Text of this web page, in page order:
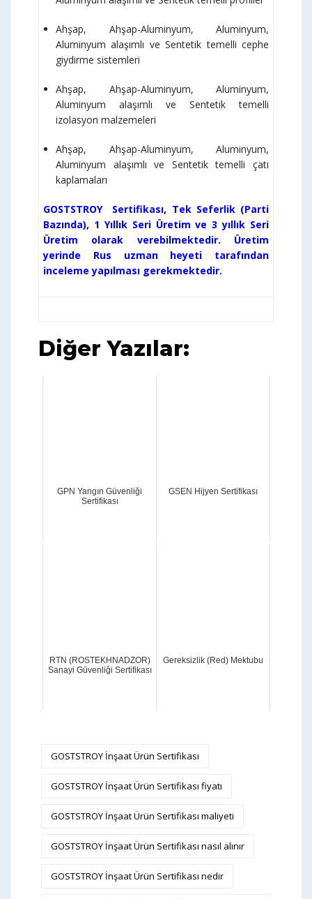
Ahşap, Ahşap-Aluminyum, Aluminyum,
Aluminyum alaşımlı ve Sentetik temelli cephe
giydirme sistemleri
Ahşap, Ahşap-Aluminyum, Aluminyum,
Aluminyum alaşımlı ve Sentetik temelli
izolasyon malzemeleri
Ahşap, Ahşap-Aluminyum, Aluminyum,
Aluminyum alaşımlı ve Sentetik temelli çatı
kaplamaları
GOSTSTROY Sertifikası, Tek Seferlik (Parti
Bazında), 1 Yıllık Seri Üretim ve 3 yıllık Seri
Üretim olarak verebilmektedir. Üretim
yerinde Rus uzman heyeti tarafından
inceleme yapılması gerekmektedir.
Diğer Yazılar:
GPN Yangın Güvenliği
Sertifikası
GSEN Hijyen Sertifikası
RTN (ROSTEKHNADZOR)
Sanayi Güvenliği Sertifikası
Gereksizlik (Red) Mektubu
GOSTSTROY İnşaat Ürün Sertifikası
GOSTSTROY İnşaat Ürün Sertifikası fiyatı
GOSTSTROY İnşaat Ürün Sertifikası maliyeti
GOSTSTROY İnşaat Ürün Sertifikası nasıl alınır
GOSTSTROY İnşaat Ürün Sertifikası nedir